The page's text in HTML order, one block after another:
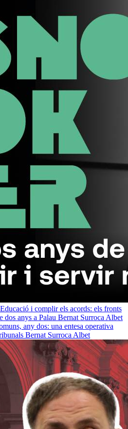
i complir els acords: els fronts
dos anys a Palau Bernat Surroca Albet
any dos: una entesa operativa
Bernat Surroca Albet